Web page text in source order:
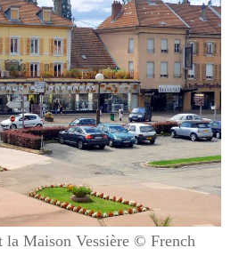
la Maison Vessière © French